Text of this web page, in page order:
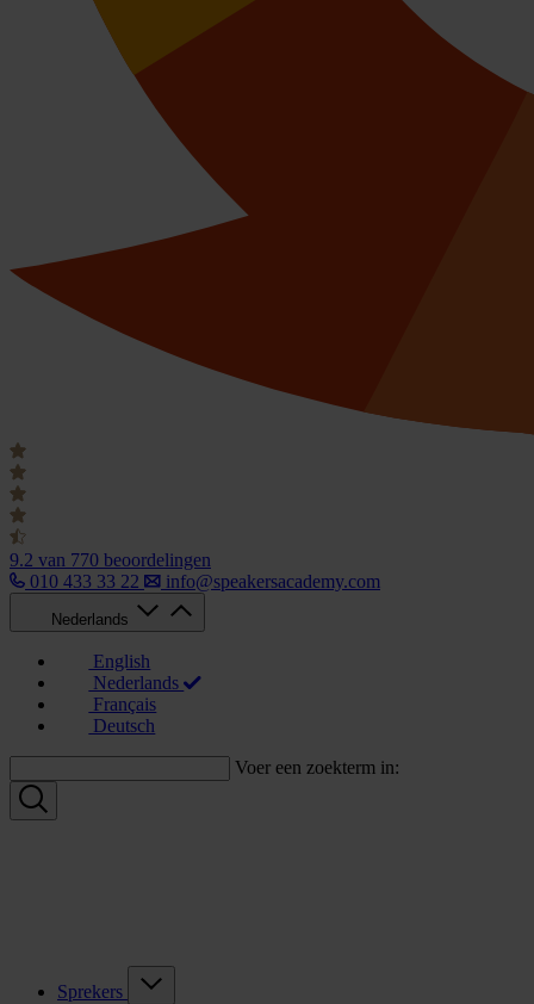
9.2 van 770 beoordelingen
010 433 33 22
info@speakersacademy.com
Nederlands
English
Nederlands
Français
Deutsch
Voer een zoekterm in:
Sprekers